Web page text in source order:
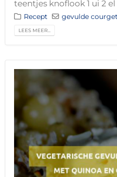
teentjes knoflook 1 ui 2 el
Recept gevulde
LEES MEER...